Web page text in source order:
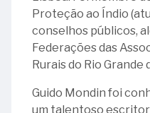
-
Ministro
Ewald
Sizenando
Sede,
denominado
Palácio
Ruy
30
Proteção ao Índio
conselhos públicos,
Federações das
Rurais do Rio Grande
Guido Mondin foi
um talentoso